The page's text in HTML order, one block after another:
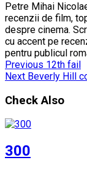
Petre Mihai
recenzii de film,
despre cinema.
cu accent pe
pentru publicul
Previous 12th fail
Next Beverly Hill
Check Also
300